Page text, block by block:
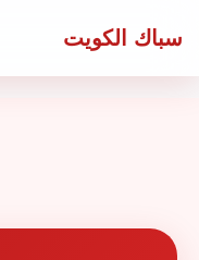
سباك الكويت